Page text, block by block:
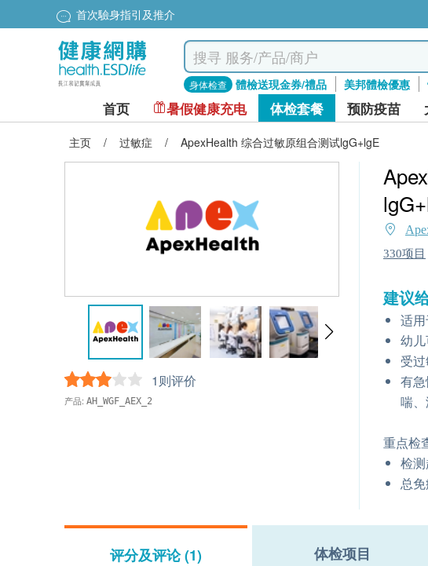
首次驗身指引及推介
身体检查 體檢送現金券/禮品 美邦體檢優惠
首页 暑假健康充电 体检套餐 预防疫苗
主页 / 过敏症 / ApexHealth 综合过敏原组合测试lgG+lgE
1则评价
产品: AH_WGF_AEX_2
330项目
建议
适
幼
受
有
喘
重点检
检
总
评分及评论 (1) 体检项目